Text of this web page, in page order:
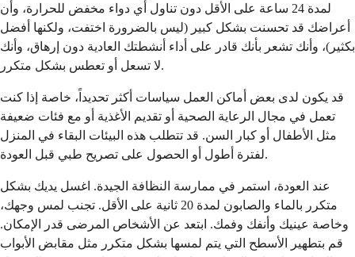
لمدة 24 ساعة على الأقل دون تناول أي دواء مخفض للحرارة، وأن
أعراضك قد تحسنت بشكل كبير (ليس بالضرورة اختفت، ولكنها أفضل
بكثير)، وأنك تشعر بأنك قادر على أداء أنشطتك العادية دون إرهاق، وأنك
لا تسعل أو تعطس بشكل متكرر.
قد يكون لدى بعض أماكن العمل سياسات أكثر تحديداً، خاصة إذا كنت
تعمل في مجال الرعاية الصحية أو تقديم الأغذية أو مع فئات ضعيفة
مثل الأطفال أو كبار السن. قد تتطلب هذه البيئات البقاء في المنزل
لفترة أطول أو الحصول على تصريح طبي قبل العودة.
عند العودة، استمر في ممارسة النظافة الجيدة. اغسل يديك بشكل
متكرر بالماء والصابون لمدة 20 ثانية على الأقل. تجنب لمس وجهك،
وخاصة عينيك وأنفك وفمك. ابتعد عن الأشخاص المرضى قدر الإمكان.
قم بتطهير الأسطح التي يتم لمسها بشكل متكرر مثل مقابض الأبواب